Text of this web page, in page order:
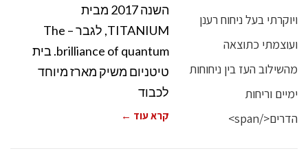
השנה 2017 מבית
TITANIUM, לגבר – The
brilliance of quantum. בית
טיטניום משיק מארז מיוחד
לכבוד
קרא עוד ←